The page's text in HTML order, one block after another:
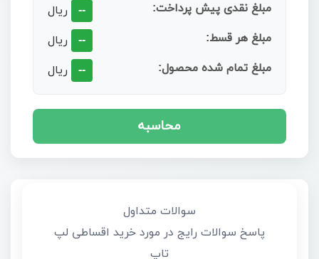
مبلغ نقدی پیش پرداخت: --
ریال
مبلغ هر قسط:
--
ریال
مبلغ تمام شده محصول:
-- ریال
محاسبه
سوالات متداول
پاسخ سوالات رایج در مورد خرید اقساطی لپ
تاپ